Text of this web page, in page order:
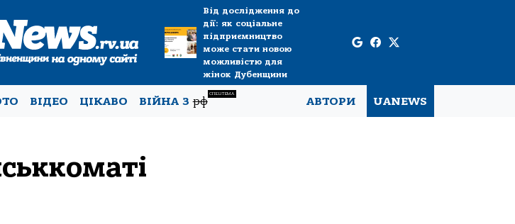
Від дослідження до
дії: як соціальне
підприємництво
може стати новою
можливістю для
жінок Дубенщини
ВІДЕО ЦІКАВО ВІЙНА Зрф
СПЕЦТЕМА
АВТОРИ UANEWS